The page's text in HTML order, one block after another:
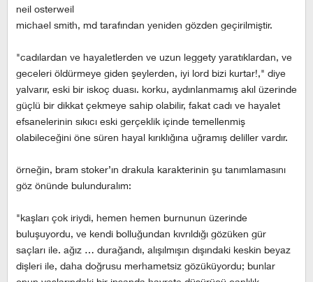
neil osterweil
michael smith, md tarafından yeniden gözden geçirilmiştir.
"cadılardan ve hayaletlerden ve uzun leggety yaratıklardan, ve
geceleri öldürmeye giden şeylerden, iyi lord bizi kurtar!," diye
yalvarır, eski bir iskoç duası. korku, aydınlanmamış akıl üzerinde
güçlü bir dikkat çekmeye sahip olabilir, fakat cadı ve hayalet
efsanelerinin sıkıcı eski gerçeklik içinde temellenmiş
olabileceğini öne süren hayal kırıklığına uğramış deliller vardır.
örneğin, bram stoker’ın drakula karakterinin şu tanımlamasını
göz önünde bulunduralım:
"kaşları çok iriydi, hemen hemen burnunun üzerinde
buluşuyordu, ve kendi bolluğundan kıvrıldığı gözüken gür
saçları ile. ağız … durağandı, alışılmışın dışındaki keskin beyaz
dişleri ile, daha doğrusu merhametsiz gözüküyordu; bunlar